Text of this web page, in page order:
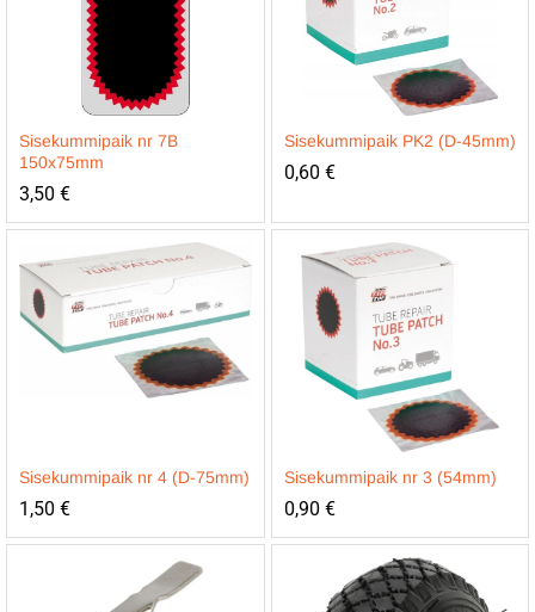
Sisekummipaik nr 7B
150x75mm
3,50 €
Sisekummipaik PK2 (D-45mm)
0,60 €
Sisekummipaik nr 4 (D-75mm)
1,50 €
Sisekummipaik nr 3 (54mm)
0,90 €